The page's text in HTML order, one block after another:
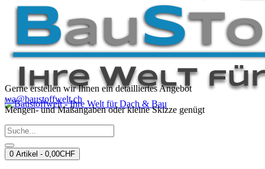
Gerne erstellen wir Ihnen ein detailliertes Angebot
wa@baustoffwelt.ch
Mengen- und Maßangaben oder kleine Skizze genügt
0 Artikel - 0,00CHF